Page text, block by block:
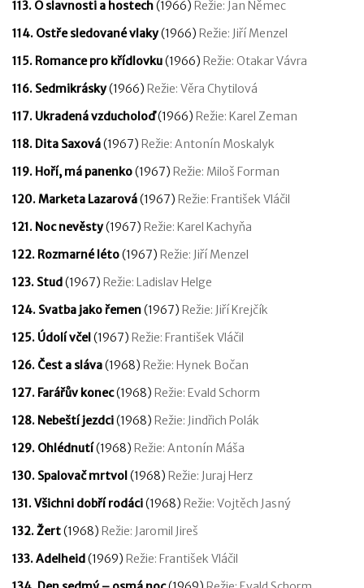
113. O slavnosti a hostech(1966) Režie: Jan Němec
114. Ostře sledované vlaky(1966) Režie: Jiří Menzel
115. Romance pro křídlovku(1966) Režie: Otakar Vávra
116. Sedmikrásky(1966) Režie: Věra Chytilová
117. Ukradená vzducholoď(1966) Režie: Karel Zeman
118. Dita Saxová(1967) Režie: Antonín Moskalyk
119. Hoří, má panenko(1967) Režie: Miloš Forman
120. Marketa Lazarová(1967) Režie: František Vláčil
121. Noc nevěsty(1967) Režie: Karel Kachyňa
122. Rozmarné léto(1967) Režie: Jiří Menzel
123. Stud (1967) Režie: Ladislav Helge
124. Svatba jako řemen(1967) Režie: Jiří Krejčík
125. Údolí včel (1967) Režie: František Vláčil
126. Čest a sláva(1968) Režie: Hynek Bočan
127. Farářův konec(1968) Režie: Evald Schorm
128. Nebeští jezdci(1968) Režie: Jindřich Polák
129. Ohlédnutí(1968) Režie: Antonín Máša
130. Spalovač mrtvol (1968) Režie: Juraj Herz
131. Všichni dobří rodáci(1968) Režie: Vojtěch Jasný
132. Žert(1968) Režie: Jaromil Jireš
133. Adelheid (1969) Režie: František Vláčil